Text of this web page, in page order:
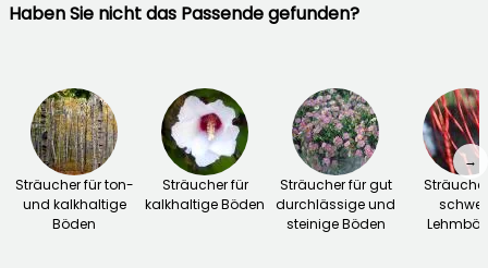
Haben Sie nicht das Passende gefunden?
Sträucher für ton-
und kalkhaltige
Böden
Sträucher für
kalkhaltige Böden
Sträucher für gut
durchlässige und
steinige Böden
→